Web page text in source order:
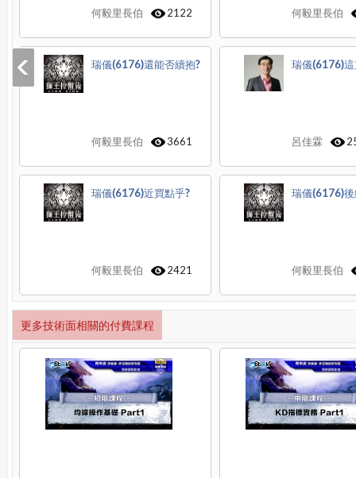
何毅里長伯
2122 何毅里長伯
瑞儀(6176)還能否續抱?
何毅里長伯 3661
瑞儀(6176)
呂佳霖
瑞儀(6176)近買點乎?
何毅里長伯 2421
瑞儀(6176)
何毅里長伯
更多技術面相關的付費課程